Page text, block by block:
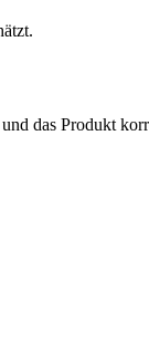
das Produkt